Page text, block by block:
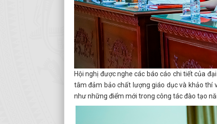
Hội nghị được nghe các báo cáo chi tiết của
tâm đảm bảo chất lượng giáo dục và khảo thí
như những điểm mới trong công tác đào tạo